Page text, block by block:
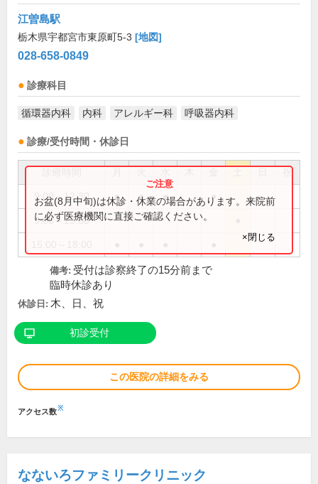
江曽島駅
栃木県宇都宮市東原町5-3 [地図]
028-658-0849
診療科目
循環器内科 内科 アレルギー科 呼吸器内科
診療/受付時間・休診日
祝
9:00～12:30 ● ● ● ●
9:00～13:30
お盆(8月中旬)は休診・休業の場合があります。来院前
に必ず医療機関に直接ご確認ください。
×閉じる
備考: 受付は診察終了の15分前まで
臨時休診あり
休診日: 木、日、祝
初診受付
この医院の詳細をみる
アクセス数※
なないろファミリークリニック